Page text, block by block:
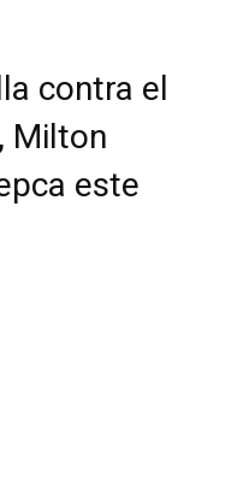
contra el
Milton
este